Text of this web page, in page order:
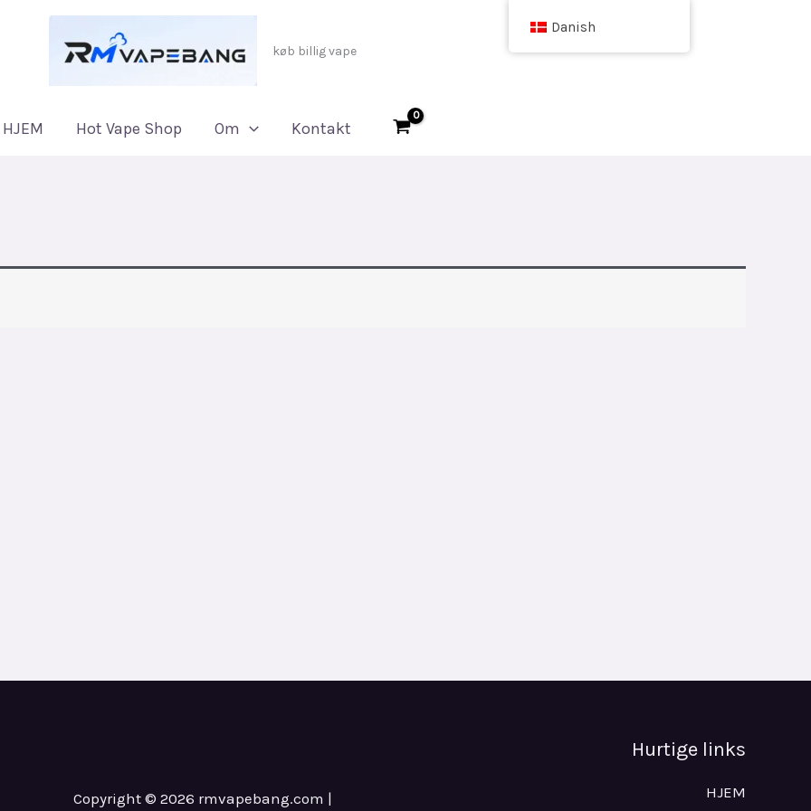
køb billig vape
HJEM Hot Vape Shop Om Kontakt
Copyright © 2026 rmvapebang.com |
Hurtige links
HJEM
Danish